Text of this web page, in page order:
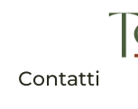
Contatti